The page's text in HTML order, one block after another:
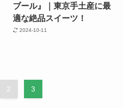
ブール』｜東京手土産に最
適な絶品スイーツ！
2024-10-11
2 3